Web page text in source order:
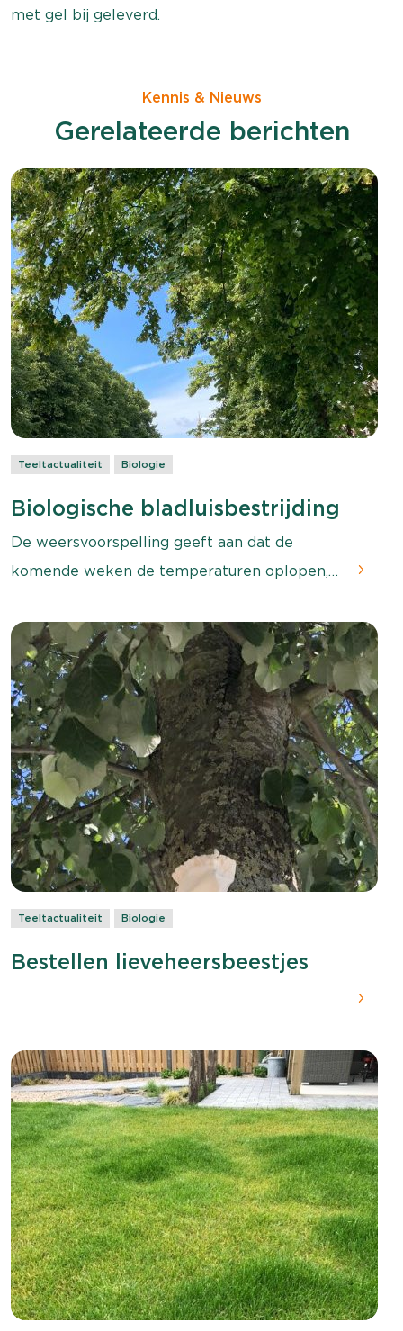
met gel bij geleverd.
Kennis & Nieuws
Gerelateerde berichten
Teeltactualiteit Biologie
Biologische bladluisbestrijding
De weersvoorspelling geeft aan dat de
komende weken de temperaturen oplopen,
Daarom is nu het juiste moment om alvast
larven van de adalia’s en gaasvliegen uit te
hangen om zoveel mogelijk overlast
voorkomen.
Teeltactualiteit Biologie
Bestellen lieveheersbeestjes